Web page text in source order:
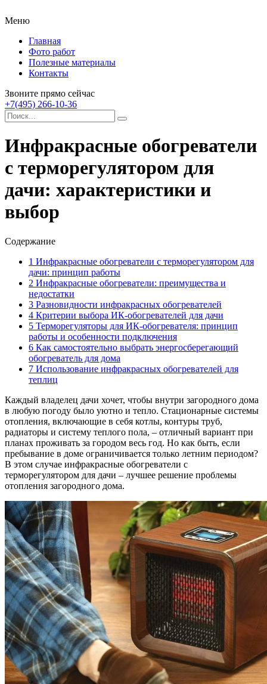
Меню
Главная
Фото работ
Полезные материалы
Контакты
Звоните прямо сейчас
+7(495) 266-10-36
Инфракрасные обогреватели
с терморегулятором для
дачи: характеристики и
выбор
Содержание
1 Инфракрасные обогреватели с терморегулятором для
дачи: принцип работы
2 Инфракрасные обогреватели: преимущества и
недостатки
3 Разновидности инфракрасных обогревателей
4 Критерии выбора ИК-обогревателей для дачи
5 Терморегуляторы для ИК-обогревателя: принцип
работы и особенности подключения
6 Как самостоятельно выбрать энергосберегающий
обогреватель для дома
7 Использование инфракрасных обогревателей для
теплиц
Каждый владелец дачи хочет, чтобы внутри загородного дома
в любую погоду было уютно и тепло. Стационарные системы
отопления, включающие в себя котлы, контуры труб,
радиаторы и систему теплого пола, – отличный вариант при
планах проживать за городом весь год. Но как быть, если
пребывание в доме ограничивается только летним периодом?
В этом случае инфракрасные обогреватели с
терморегулятором для дачи – лучшее решение проблемы
отопления загородного дома.